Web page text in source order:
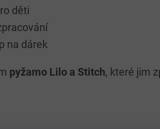
děti
na dárek
pyžamo Lilo a Stitch, které jim